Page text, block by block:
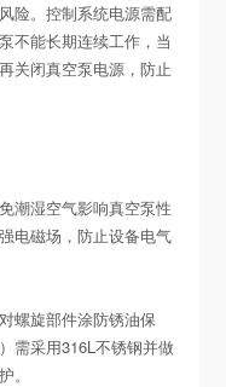
。控制系统电源需配
不能长期连续工作，当
关闭真空泵电源，防止
湿空气影响真空泵性
电磁场，防止设备电气
旋部件涂防锈油保
需采用316L不锈钢并做
。